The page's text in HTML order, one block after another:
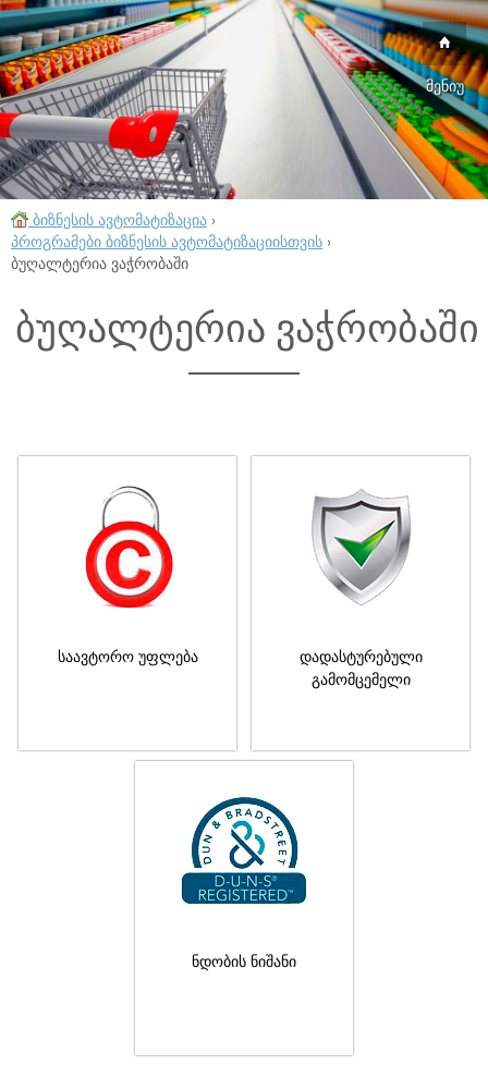
მენიუ
ბიზნესის ავტომატიზაცია ›
პროგრამები ბიზნესის ავტომატიზაციისთვის ›
ბუღალტერია ვაჭრობაში
ბუღალტერია ვაჭრობაში
საავტორო უფლება
დადასტურებული
გამომცემელი
ნდობის ნიშანი